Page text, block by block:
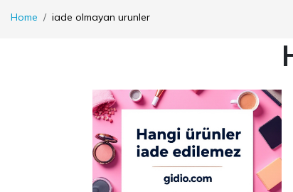
Home iade olmayan urunler